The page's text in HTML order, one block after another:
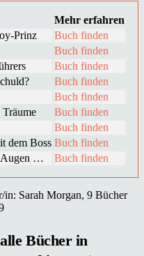
Mehr erfahren
Prinz
Buch finden
Buch finden
Buch finden
Buch finden
Buch finden
Träume
Buch finden
Buch finden
dem Boss Buch finden
Augen … Buch finden
in: Sarah Morgan, 9 Bücher
Bücher in